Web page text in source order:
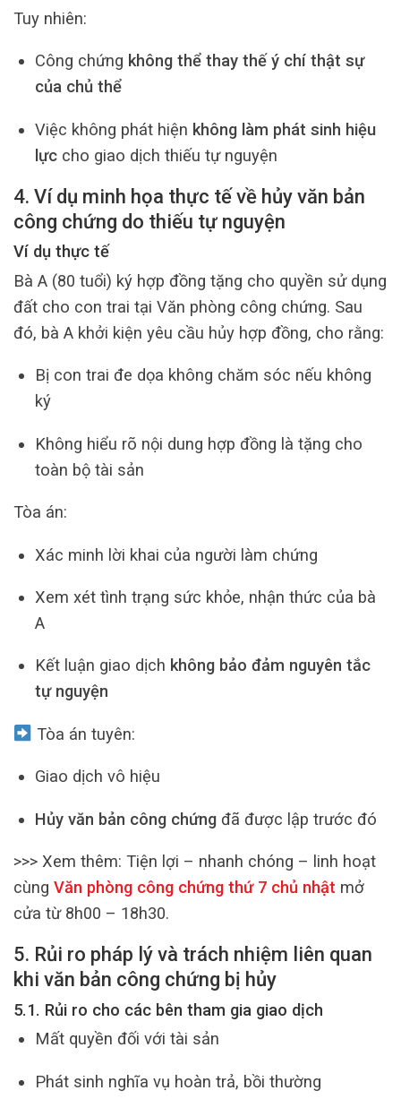
Tuy nhiên:
Công chứng không thể thay thế ý chí thật sự
của chủ thể
Việc không phát hiện không làm phát sinh hiệu
lựccho giao dịch thiếu tự nguyện
4. Ví dụ minh họa thực tế về hủy văn bản
công chứng do thiếu tự nguyện
Ví dụ thực tế
Bà A (80 tuổi) ký hợp đồng tặng cho quyền sử dụng
đất cho con trai tại Văn phòng công chứng. Sau
đó, bà A khởi kiện yêu cầu hủy hợp đồng, cho rằng:
Bị con trai đe dọa không chăm sóc nếu không
ký
Không hiểu rõ nội dung hợp đồng là tặng cho
toàn bộ tài sản
Tòa án:
Xác minh lời khai của người làm chứng
Xem xét tình trạng sức khỏe, nhận thức của bà
A
Kết luận giao dịch không bảo đảm nguyên tắc
tự nguyện
Tòa án tuyên:
Giao dịch vô hiệu
Hủy văn bản công chứngđã được lập trước đó
>>> Xem thêm: Tiện lợi – nhanh chóng – linh hoạt
cùng Văn phòng công chứng thứ 7 chủ nhật mở
cửa từ 8h00 – 18h30.
5. Rủi ro pháp lý và trách nhiệm liên quan
khi văn bản công chứng bị hủy
5.1. Rủi ro cho các bên tham gia giao dịch
Mất quyền đối với tài sản
Phát sinh nghĩa vụ hoàn trả, bồi thường